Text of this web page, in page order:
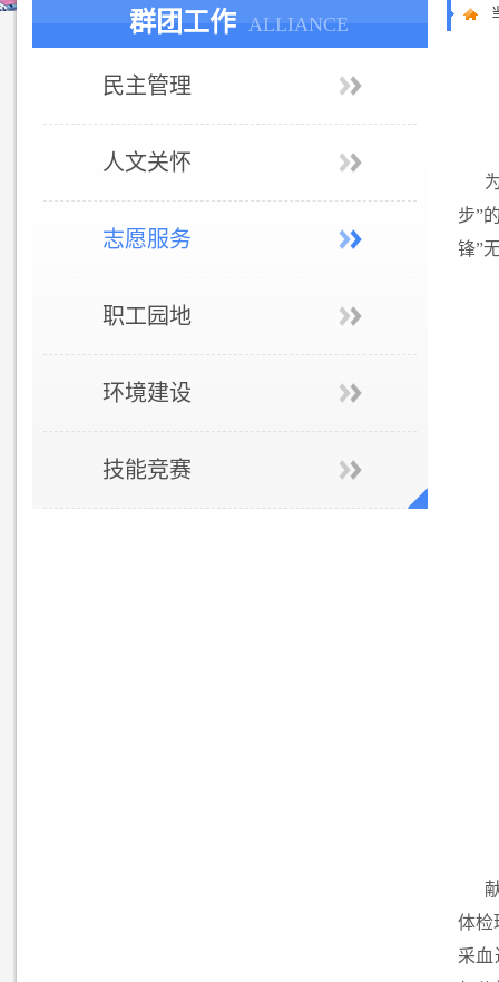
群团工作 ALLIANCE
民主管理
人文关怀
志愿服务
职工园地
环境建设
技能竞赛
步”
锋”
体检
采血